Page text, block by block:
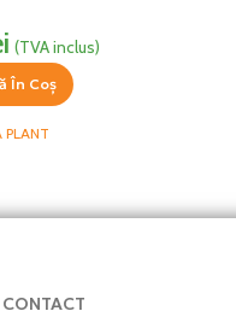
(TVA inclus)
În Coș
PLANT
CONTACT